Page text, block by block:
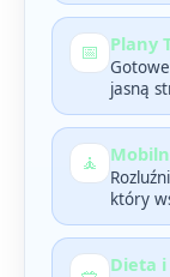
📅 Plany
jasną
🧘
który
Dieta